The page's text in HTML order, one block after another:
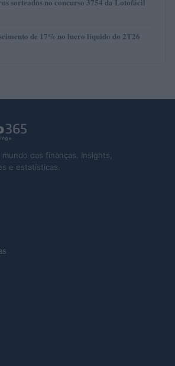
de 17% no lucro líquido do 2T26
das finanças. Insights,
e estatísticas.